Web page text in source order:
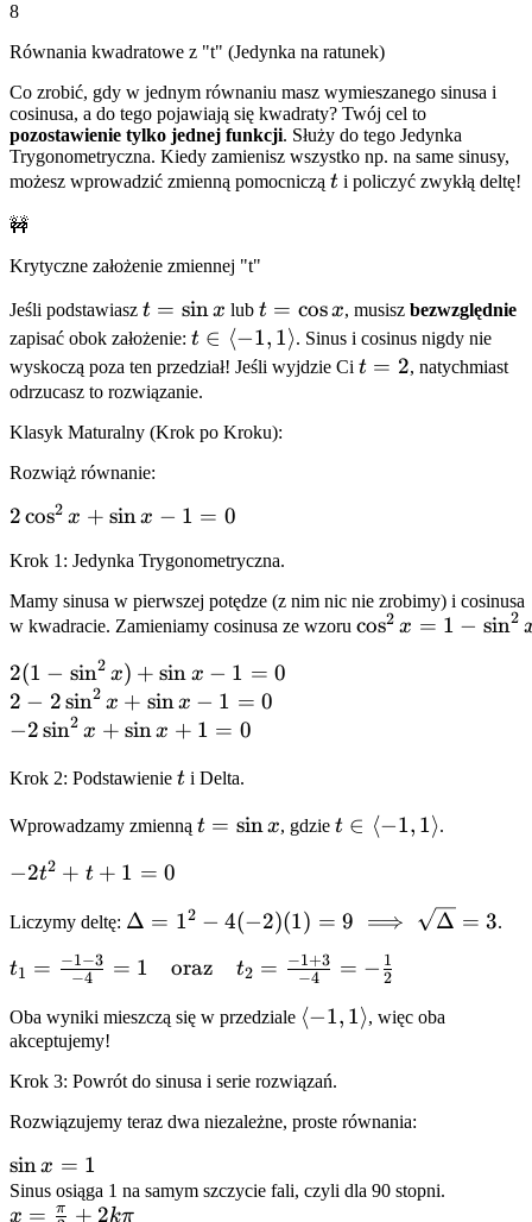
2k\pi
8
Równania kwadratowe z "t" (Jedynka na ratunek)
Co zrobić, gdy w jednym równaniu masz wymieszanego sinusa i
cosinusa, a do tego pojawiają się kwadraty? Twój cel to
pozostawienie tylko jednej funkcji. Służy do tego Jedynka
Trygonometryczna. Kiedy zamienisz wszystko np. na same sinusy,
możesz wprowadzić zmienną pomocniczą t
t i policzyć zwykłą deltę!
🚧
Krytyczne założenie zmiennej "t"
Jeśli podstawiasz t =
\sin
x
t = sinx lub t =
\cos
x
t = cosx, musisz bezwzględnie
zapisać obok założenie: t \in
\langle
-1, 1
\rangle
t ∈ ⟨−1, 1⟩. Sinus i cosinus nigdy nie
wyskoczą poza ten przedział! Jeśli wyjdzie Ci t
t = 2, natychmiast
odrzucasz to rozwiązanie.
Klasyk Maturalny (Krok po Kroku):
Rozwiąż równanie:
2\cos^2
\sin x -
1 = 0
2cos2 x + sinx − 1 = 0
Krok 1: Jedynka Trygonometryczna.
Mamy sinusa w pierwszej potędze (z nim nic nie zrobimy) i cosinusa
w kwadracie. Zamieniamy cosinusa ze wzoru \cos^2
cos2 x = 1 − sin2
2(1 -
\sin^2
x) +
- 1 =
2(1 − sin2 x) + sin x − 1 = 0
2 -
2\sin^2
\sin x -
2 − 2sin2 x + sinx − 1 = 0
-2\sin^2
x + 1 =
−2sin2 x + sinx + 1 = 0
Krok 2: Podstawienie t
t i Delta.
Wprowadzamy zmienną t =
t = sinx, gdzie t \in
\rangle
t ∈ ⟨−1, 1⟩.
-2t^2
+ 1
= 0
−2t2 + t + 1 = 0
Liczymy deltę: \Delta = 1^2
\implies
= 3
Δ = 12 − 4(−2)(1) = 9 ⟹ Δ = 3.
t_1 =
3}{-4} = 1
\quad
\text{oraz}
= \frac{-1
+ 3}{-4} =
-\frac{1}
{2}
t1 = −4
−1−3 = 1 oraz t2 = −4
−1+3 = − 2
1
Oba wyniki mieszczą się w przedziale \langle
\rangle
⟨−1, 1⟩, więc oba
akceptujemy!
Krok 3: Powrót do sinusa i serie rozwiązań.
Rozwiązujemy teraz dwa niezależne, proste równania:
\sin
x =
sinx = 1
Sinus osiąga 1 na samym szczycie fali, czyli dla 90 stopni.
x =
x = π + 2kπ